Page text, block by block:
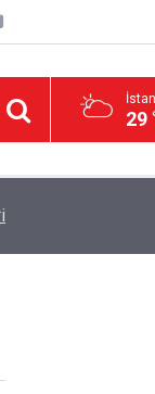
29
MEB’in En Çok